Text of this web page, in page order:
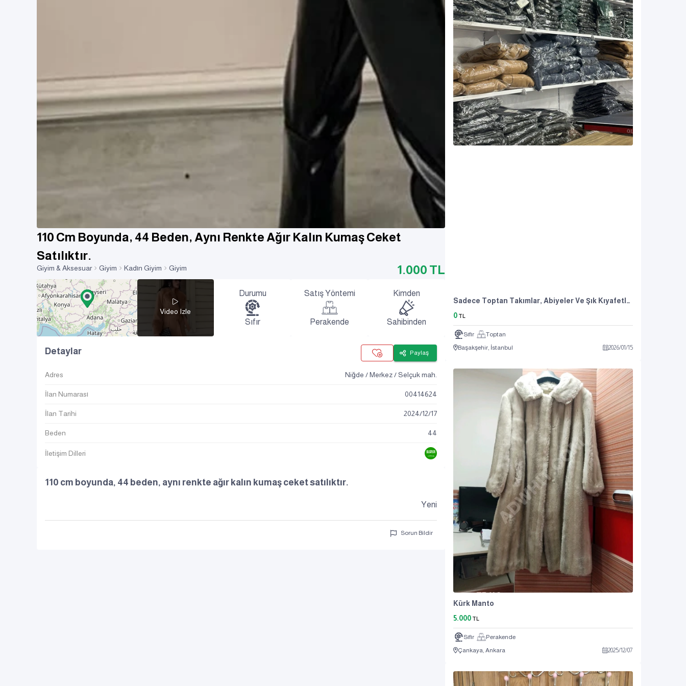
110 Cm Boyunda, 44 Beden, Aynı Renkte Ağır Kalın Kumaş Ceket
Satılıktır.
Giyim & Aksesuar Giyim Kadın Giyim Giyim 1.000 TL
Video Izle
Durumu
Sıfır
Satış Yöntemi
Perakende
Kimden
Sahibinden
Detaylar Paylaş
Adres Niğde / Merkez / Selçuk mah.
İlan Numarası 00414624
İlan Tarihi 2024/12/17
Beden 44
İletişim Dilleri
110 cm boyunda, 44 beden, aynı renkte ağır kalın kumaş ceket satılıktır.
Yeni
Sorun Bildir
Sadece Toptan Takımlar, Abiyeler Ve Şık Kıyafetler.
0 TL
Sıfır
Toptan
Başakşehir, İstanbul
2026/01/15
Kürk Manto
5.000 TL
Sıfır
Perakende
Çankaya, Ankara
2025/12/07